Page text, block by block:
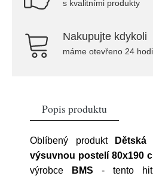
s kvalitními produkty
Nakupujte kdykoli
máme otevřeno 24
Popis produktu
Oblíbený produkt
výsuvnou postelí 80x190
výrobce
BMS - tento hit